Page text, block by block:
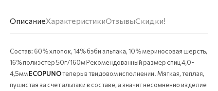
ОписаниеХарактеристикиОтзывыСкидки!
Состав: 60% хлопок, 14% бэби альпака, 10% мериносовая шерсть,
16% полиэстер 50г/160м Рекомендованный размер спиц 4,0-
4,5ммECOPUNOтеперь в твидовом исполнении. Мягкая, теплая,
пушистая за счет альпаки в составе, а значит несомненно изделие